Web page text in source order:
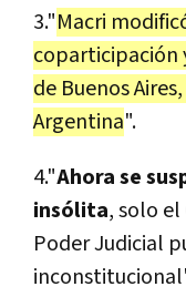
3."Macri
coparticipación
de Buenos
Argentina".
4."Ahora se
insólita, solo
Poder Judicial